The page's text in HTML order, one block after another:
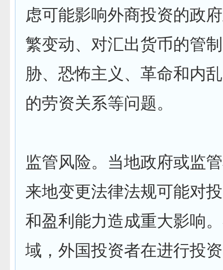
虑可能影响外商投资的政
繁变动、对汇出货币的管
胁、恐怖主义、革命和内
的劳资关系等问题。
监管风险。当地政府或监
来地变更法律法规可能对
和盈利能力造成重大影响
域，外国投资者在进行投